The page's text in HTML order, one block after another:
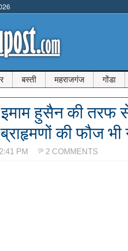
बस्ती महराजगंज गोंडा
हुसैन की तरफ
की फौज भी
PM 2 COMMENTS